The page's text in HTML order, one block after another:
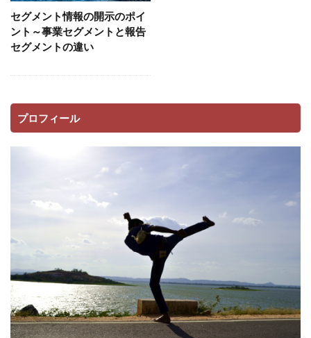
セグメント情報の開示のポイ
ント～事業セグメントと報告
セグメントの違い
プロフィール